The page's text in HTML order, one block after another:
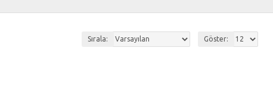
Sırala: Göster: